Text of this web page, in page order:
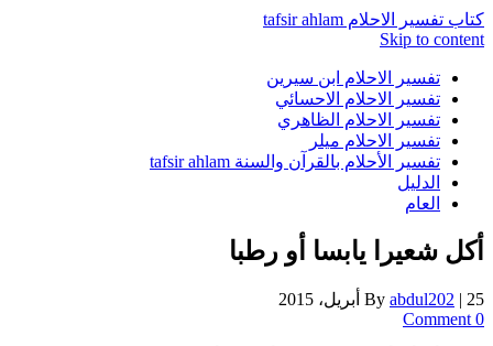
كتاب تفسير الاحلام tafsir ahlam
Skip to content
تفسير الاحلام ابن سيرين
تفسير الاحلام الاحسائي
تفسير الاحلام الظاهري
تفسير الاحلام ميلر
تفسير الأحلام بالقرآن والسنة tafsir ahlam
الدليل
العام
أكل شعيرا يابسا أو رطبا
By abdul202 | 25 أبريل، 2015
0 Comment